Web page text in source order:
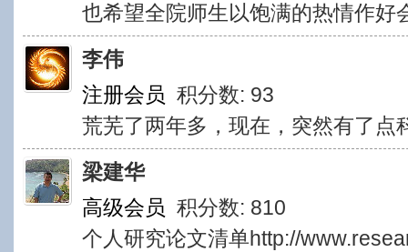
也希望全院师生以饱满的热情作好
李伟
注册会员 积分数: 93
荒芜了两年多，现在，突然有了点
梁建华
高级会员 积分数: 810
个人研究论文清单http://